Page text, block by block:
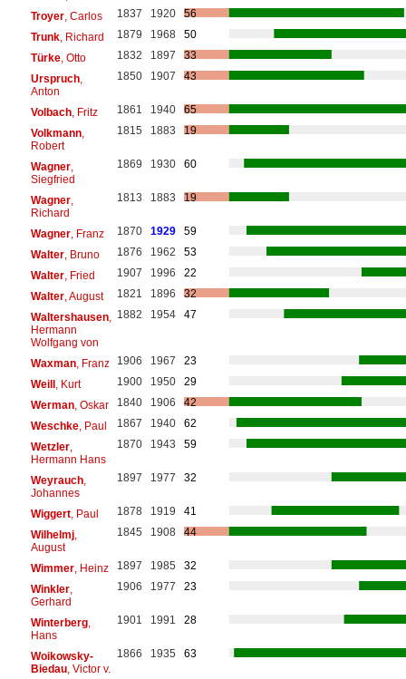
Troyer, Carlos 1837 1920
56
Trunk, Richard 1879 1968
50
Türke, Otto 1832 1897
33
Urspruch,
Anton
1850 1907 43
Volbach, Fritz 1861 1940
65
Volkmann,
Robert
1815 1883 19
Wagner,
Siegfried
1869 1930 60
Wagner,
Richard
1813 1883 19
Wagner, Franz 1870 1929
59
Walter, Bruno 1876 1962
53
Walter, Fried 1907 1996
22
Walter, August 1821 1896
32
Waltershausen,
Hermann
Wolfgang von
1882 1954 47
Waxman, Franz 1906 1967
23
Weill, Kurt 1900 1950
29
Werman, Oskar 1840 1906
42
Weschke, Paul 1867 1940
62
Wetzler,
Hermann Hans
1870 1943 59
Weyrauch,
Johannes
1897 1977 32
Wiggert, Paul 1878 1919
41
Wilhelmj,
August
1845 1908 44
Wimmer, Heinz 1897 1985
32
Winkler,
Gerhard
1906 1977 23
Winterberg,
Hans
1901 1991 28
Woikowsky-
Biedau, Victor v.
1866 1935 63